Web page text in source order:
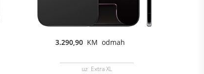
3.290,90 KM odmah
uz Extra XL